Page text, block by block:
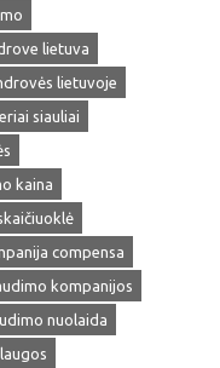
lietuva
lietuvoje
siauliai
kaina
compensa
kompanijos
nuolaida